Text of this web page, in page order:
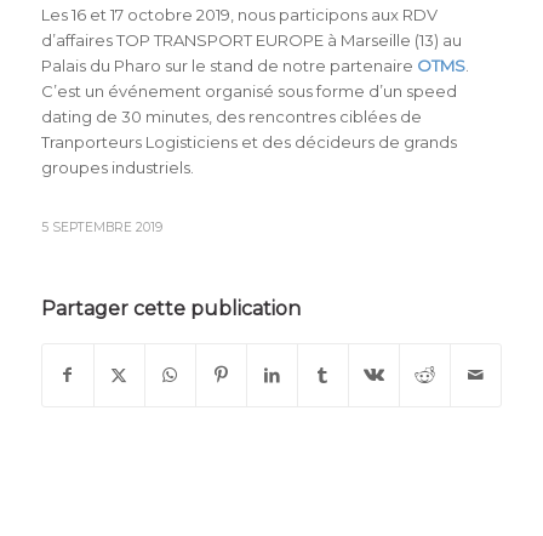
Les 16 et 17 octobre 2019, nous participons aux RDV
d’affaires TOP TRANSPORT EUROPE à Marseille (13) au
Palais du Pharo sur le stand de notre partenaire OTMS.
C’est un événement organisé sous forme d’un speed
dating de 30 minutes, des rencontres ciblées de
Tranporteurs Logisticiens et des décideurs de grands
groupes industriels.
5 SEPTEMBRE 2019
Partager cette publication